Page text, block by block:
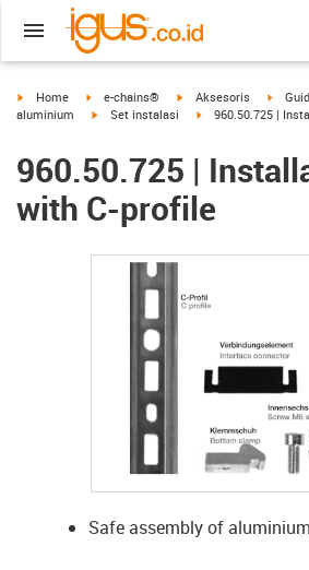
igus-icon-arrow-right
Home igus-icon-arrow-right
e-chains® igus-icon-arrow-right
Aksesoris igus-
aluminium
igus-icon-arrow-right
Set instalasi igus-icon-arrow-
960.50.725 |
960.50.725 |
with C-profile
Safe assembly of